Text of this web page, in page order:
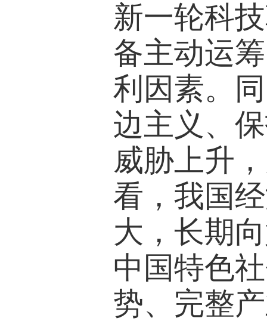
新一轮科
备主动运
利因素。
边主义、
威胁上升
看，我国
大，长期
中国特色
势、完整